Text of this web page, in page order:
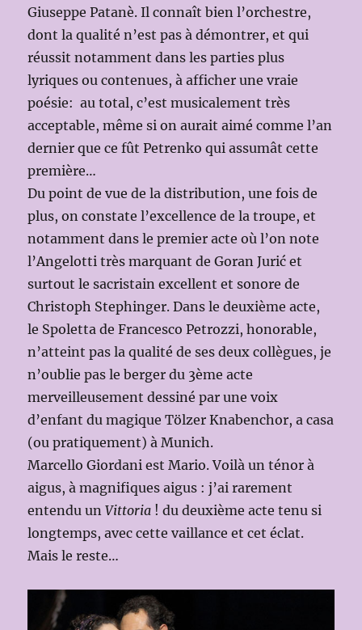
Giuseppe Patanè. Il connaît bien l’orchestre,
dont la qualité n’est pas à démontrer, et qui
réussit notamment dans les parties plus
lyriques ou contenues, à afficher une vraie
poésie: au total, c’est musicalement très
acceptable, même si on aurait aimé comme l’an
dernier que ce fût Petrenko qui assumât cette
première…
Du point de vue de la distribution, une fois de
plus, on constate l’excellence de la troupe, et
notamment dans le premier acte où l’on note
l’Angelotti très marquant de Goran Jurić et
surtout le sacristain excellent et sonore de
Christoph Stephinger. Dans le deuxième acte,
le Spoletta de Francesco Petrozzi, honorable,
n’atteint pas la qualité de ses deux collègues, je
n’oublie pas le berger du 3ème acte
merveilleusement dessiné par une voix
d’enfant du magique Tölzer Knabenchor, a casa
(ou pratiquement) à Munich.
Marcello Giordani est Mario. Voilà un ténor à
aigus, à magnifiques aigus : j’ai rarement
entendu unVittoria ! du deuxième acte tenu si
longtemps, avec cette vaillance et cet éclat.
Mais le reste…